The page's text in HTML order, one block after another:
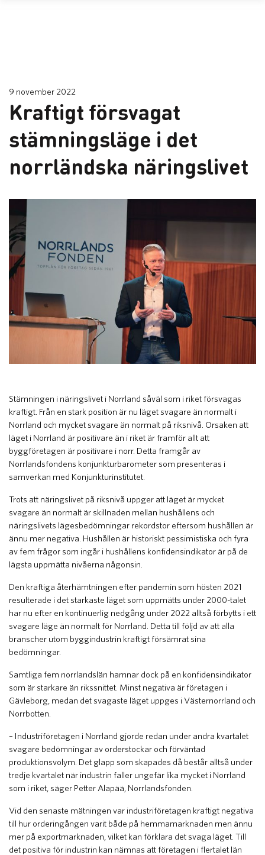
9 november 2022
Kraftigt försvagat
stämningsläge i det
norrländska näringslivet
Stämningen i näringslivet i Norrland såväl som i riket försvagas
kraftigt. Från en stark position är nu läget svagare än normalt i
Norrland och mycket svagare än normalt på riksnivå. Orsaken att
läget i Norrland är positivare än i riket är framför allt att
byggföretagen är positivare i norr. Detta framgår av
Norrlandsfondens konjunkturbarometer som presenteras i
samverkan med Konjunkturinstitutet.
Trots att näringslivet på riksnivå uppger att läget är mycket
svagare än normalt är skillnaden mellan hushållens och
näringslivets lägesbedömningar rekordstor eftersom hushållen är
ännu mer negativa. Hushållen är historiskt pessimistiska och fyra
av fem frågor som ingår i hushållens konfidensindikator är på de
lägsta uppmätta nivåerna någonsin.
Den kraftiga återhämtningen efter pandemin som hösten 2021
resulterade i det starkaste läget som uppmätts under 2000-talet
har nu efter en kontinuerlig nedgång under 2022 alltså förbytts i ett
svagare läge än normalt för Norrland. Detta till följd av att alla
branscher utom byggindustrin kraftigt försämrat sina
bedömningar.
Samtliga fem norrlandslän hamnar dock på en konfidensindikator
som är starkare än rikssnittet. Minst negativa är företagen i
Gävleborg, medan det svagaste läget uppges i Västernorrland och
Norrbotten.
– Industriföretagen i Norrland gjorde redan under andra kvartalet
svagare bedömningar av orderstockar och förväntad
produktionsvolym. Det glapp som skapades då består alltså under
tredje kvartalet när industrin faller ungefär lika mycket i Norrland
som i riket, säger Petter Alapää, Norrlandsfonden.
Vid den senaste mätningen var industriföretagen kraftigt negativa
till hur orderingången varit både på hemmamarknaden men ännu
mer på exportmarknaden, vilket kan förklara det svaga läget. Till
det positiva för industrin kan nämnas att företagen i flertalet län